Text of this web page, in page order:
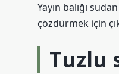
Yayın balığı
çözdürmek için
Tuzlu